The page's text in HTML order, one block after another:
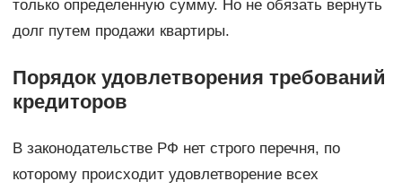
только определенную сумму. Но не обязать вернуть
долг путем продажи квартиры.
Порядок удовлетворения требований
кредиторов
В законодательстве РФ нет строго перечня, по
которому происходит удовлетворение всех